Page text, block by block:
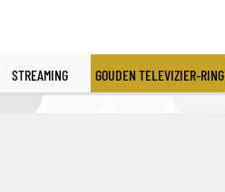
STREAMING GOUDEN TELEVIZIER-RING